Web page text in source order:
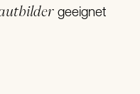
geeignet